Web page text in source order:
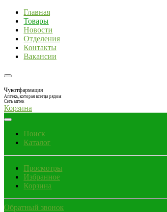
Главная
Товары
Новости
Отделения
Контакты
Вакансии
Чукотфармация
Аптека, которая всегда рядом
Сеть аптек
Корзина
Поиск
Каталог
Просмотры
Избранное
Корзина
Обратный звонок